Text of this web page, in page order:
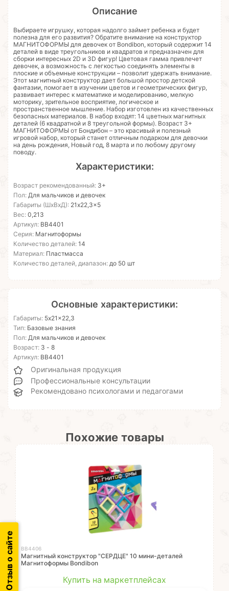
Описание
Выбираете игрушку, которая надолго займет ребенка и будет
полезна для его развития? Обратите внимание на конструктор
МАГНИТОФОРМЫ для девочек от Bondibon, который содержит 14
деталей в виде треугольников и квадратов и предназначен для
сборки интересных 2D и 3D фигур! Цветовая гамма привлечет
девочек, а возможность с легкостью соединять элементы в
плоские и объемные конструкции – позволит удержать внимание.
Этот магнитный конструктор дает большой простор детской
фантазии, помогает в изучении цветов и геометрических фигур,
развивает интерес к математике и моделированию, мелкую
моторику, зрительное восприятие, логическое и
пространственное мышление. Набор изготовлен из качественных
безопасных материалов. В набор входят: 14 цветных магнитных
деталей (6 квадратной и 8 треугольной формы). Возраст 3+
МАГНИТОФОРМЫ от Бондибон – это красивый и полезный
игровой набор, который станет отличным подарком для девочки
на день рождения, Новый год, 8 марта и по любому другому
поводу.
Характеристики:
Возраст рекомендованный: 3+
Пол: Для мальчиков и девочек
Габариты (ШхВхД): 21x22,3x5
Вес: 0,213
Артикул: ВВ4401
Серия: Магнитоформы
Количество деталей: 14
Материал: Пластмасса
Количество деталей, диапазон: до 50 шт
Основные характеристики:
Габариты: 5x21x22,3
Тип: Базовые знания
Пол: Для мальчиков и девочек
Возраст: 3 - 8
Артикул: ВВ4401
Оригинальная продукция
Профессиональные консультации
Рекомендовано психологами и педагогами
Похожие товары
ВВ4406
Магнитный конструктор "СЕРДЦЕ" 10 мини-деталей
Магнитоформы Bondibon
Купить на маркетплейсах
Отзыв о сайте